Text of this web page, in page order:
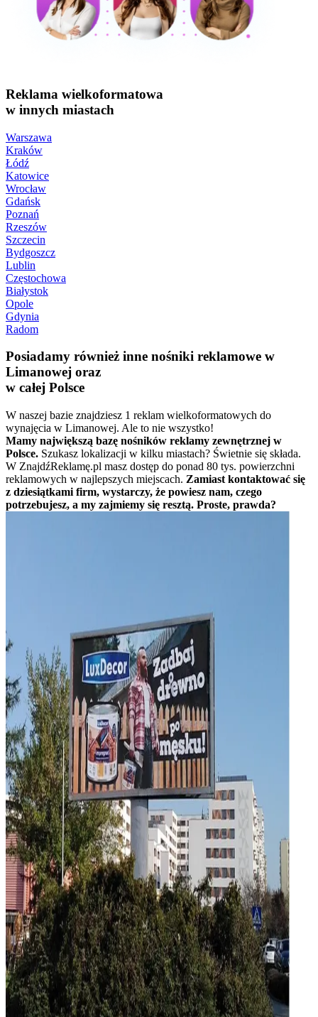
Reklama wielkoformatowa
w innych miastach
Warszawa
Kraków
Łódź
Katowice
Wrocław
Gdańsk
Poznań
Rzeszów
Szczecin
Bydgoszcz
Lublin
Częstochowa
Białystok
Opole
Gdynia
Radom
Posiadamy również inne nośniki reklamowe w
Limanowej oraz
w całej Polsce
W naszej bazie znajdziesz 1 reklam wielkoformatowych do
wynajęcia w Limanowej. Ale to nie wszystko!
Mamy największą bazę nośników reklamy zewnętrznej w
Polsce. Szukasz lokalizacji w kilku miastach? Świetnie się składa.
W ZnajdźReklamę.pl masz dostęp do ponad 80 tys. powierzchni
reklamowych w najlepszych miejscach. Zamiast kontaktować się
z dziesiątkami firm, wystarczy, że powiesz nam, czego
potrzebujesz, a my zajmiemy się resztą. Proste, prawda?